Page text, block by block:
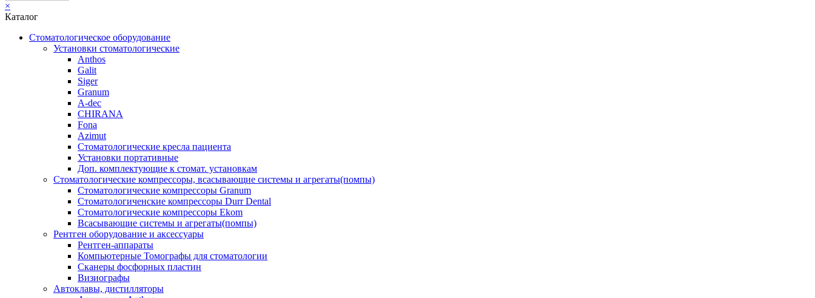
×
Каталог
Стоматологическое оборудование
Установки стоматологические
Anthos
Galit
Siger
Granum
A-dec
CHIRANA
Fona
Azimut
Стоматологические кресла пациента
Установки портативные
Доп. комплектующие к стомат. установкам
Стоматологические компрессоры, всасывающие системы и агрегаты(помпы)
Стоматологические компрессоры Granum
Стоматологиченские компрессоры Durr Dental
Стоматологические компрессоры Ekom
Всасывающие системы и агрегаты(помпы)
Рентген оборудование и аксессуары
Рентген-аппараты
Компьютерные Томографы для стоматологии
Сканеры фосфорных пластин
Визиографы
Автоклавы, дистилляторы